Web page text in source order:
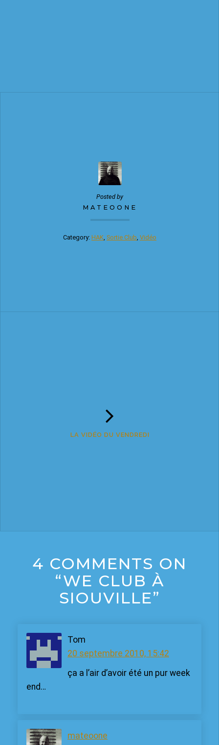
Posted by
MATEOONE
Category: HAK, Sortie Club, Vidéo
LA VIDÉO DU VENDREDI
4 COMMENTS ON
“WE CLUB À
SIOUVILLE”
Tom
20 septembre 2010, 15:42
ça a l’air d’avoir été un pur week
end…
mateoone